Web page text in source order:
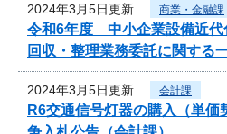
2024年3月5日更新 商業・金融課
令和6年度 中小企業設備近代
回収・整理業務委託に関する
2024年3月5日更新 会計課
R6交通信号灯器の購入（単価